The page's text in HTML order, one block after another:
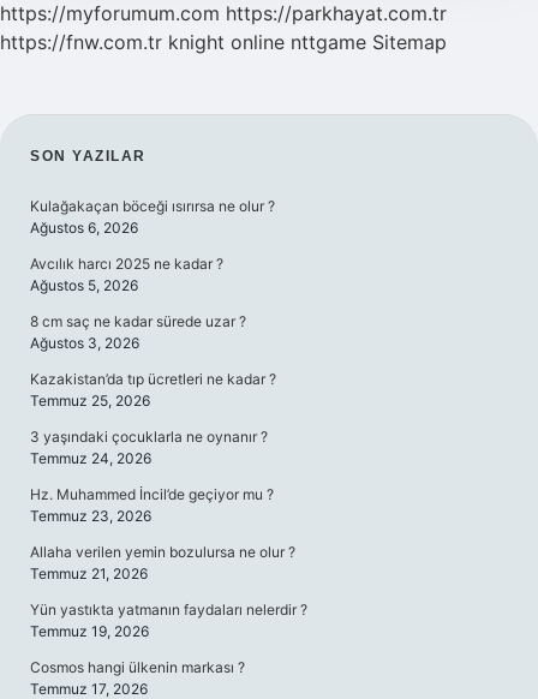
https://myforumum.com https://parkhayat.com.tr
https://fnw.com.tr knight online nttgame Sitemap
SIDEBAR
SON YAZILAR
Kulağakaçan böceği ısırırsa ne olur ?
Ağustos 6, 2026
Avcılık harcı 2025 ne kadar ?
Ağustos 5, 2026
8 cm saç ne kadar sürede uzar ?
Ağustos 3, 2026
Kazakistan’da tıp ücretleri ne kadar ?
Temmuz 25, 2026
3 yaşındaki çocuklarla ne oynanır ?
Temmuz 24, 2026
Hz. Muhammed İncil’de geçiyor mu ?
Temmuz 23, 2026
Allaha verilen yemin bozulursa ne olur ?
Temmuz 21, 2026
Yün yastıkta yatmanın faydaları nelerdir ?
Temmuz 19, 2026
Cosmos hangi ülkenin markası ?
Temmuz 17, 2026